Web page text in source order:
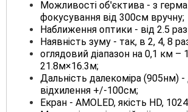
Можливості об'єктива - з
фокусування від 300см вручну;
Наближення оптики - від 2.5
Наявність зуму - так, в 2, 4, 8
оглядовий діапазон на 0,1 км –
21.8м×16.3м;
Дальність далекоміра (905нм)
відхилення +/-100см;
Екран - AMOLED, якість HD,